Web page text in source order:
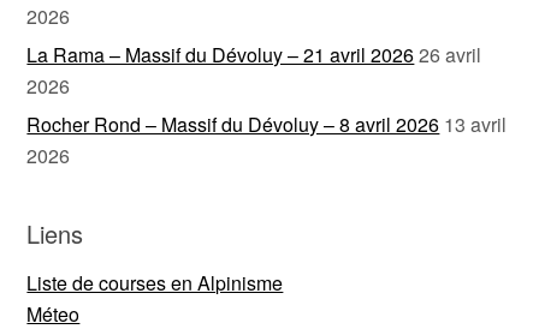
2026
La Rama – Massif du Dévoluy – 21 avril 202626 avril
2026
Rocher Rond – Massif du Dévoluy – 8 avril 2026 13 avril
2026
Liens
Liste de courses en Alpinisme
Méteo